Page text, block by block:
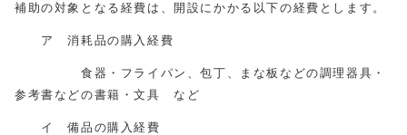
補助の対象となる経費は、開設にかかる以下の経費とします。
ア 消耗品の購入経費
食器・フライパン、包丁、まな板などの調理器具・
参考書などの書籍・文具 など
イ 備品の購入経費